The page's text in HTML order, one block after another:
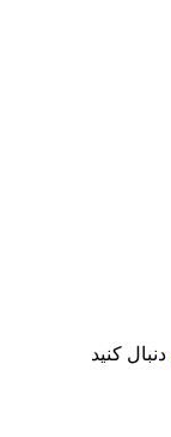
دنبال کنید